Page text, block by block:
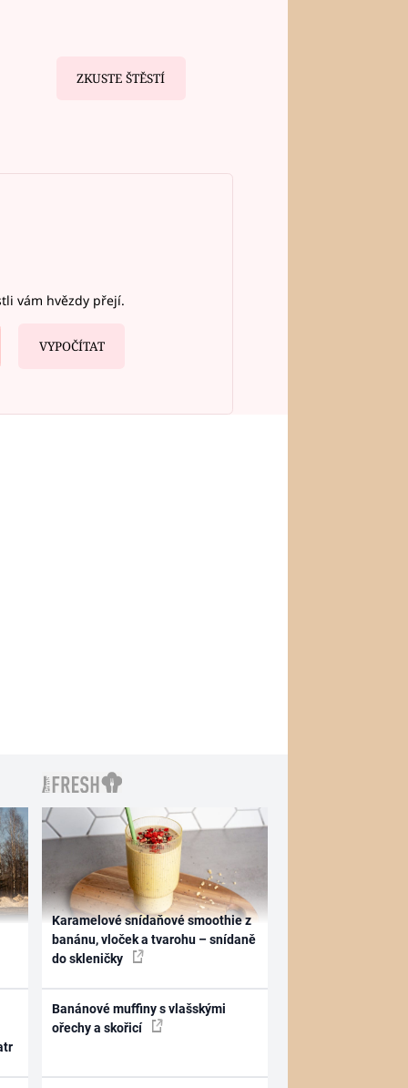
ZKUSTE ŠTĚSTÍ
vám hvězdy přejí.
VYPOČÍTAT
Karamelové snídaňové smoothie z
banánu, vloček a tvarohu – snídaně
do skleničky
Banánové muffiny s vlašskými
ořechy a skořicí